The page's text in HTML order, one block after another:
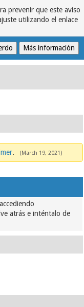
prevenir que este aviso
utilizando el enlace
. (March 19, 2021)
atrás e inténtalo de